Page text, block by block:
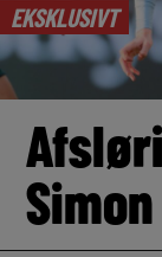
EKSKLUSIVT